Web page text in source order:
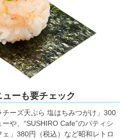
ーも要チェック
ーズ天ぷら 塩はちみつがけ」300
や、“SUSHIRO Cafe”のパティシ
」380円（税込）など昭和レトロ